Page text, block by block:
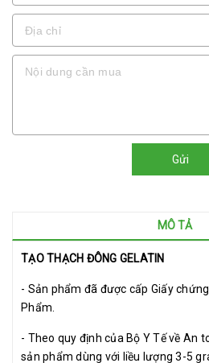
Gửi
MÔ TẢ
TẠO THẠCH ĐÔNG GELATIN
- Sản phẩm đã được cấp Giấy
Phẩm.
- Theo quy định của Bộ Y Tế về An
sản phẩm dùng với liều lượng 3-5